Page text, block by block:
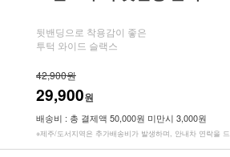
뒷밴딩으로 착용감이 좋은
투턱 와이드 슬랙스
42,900원
29,900원
배송비 : 총 결제액 50,000원 미만시 3,000원
※제주/도서지역은 추가배송비가 발생하며, 안내차 연락을